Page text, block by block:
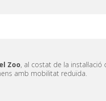
Zoo, al costat de la
amb mobilitat reduïda.